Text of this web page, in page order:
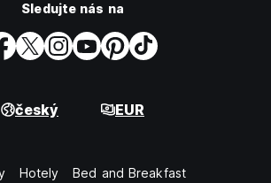
Sledujte nás na
český EUR
Hotely Bed and Breakfast